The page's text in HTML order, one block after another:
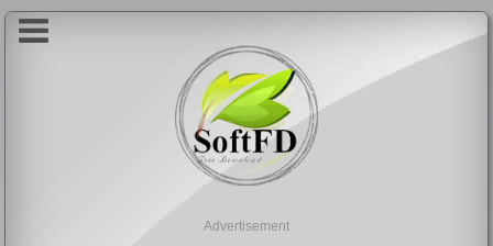
Advertisement